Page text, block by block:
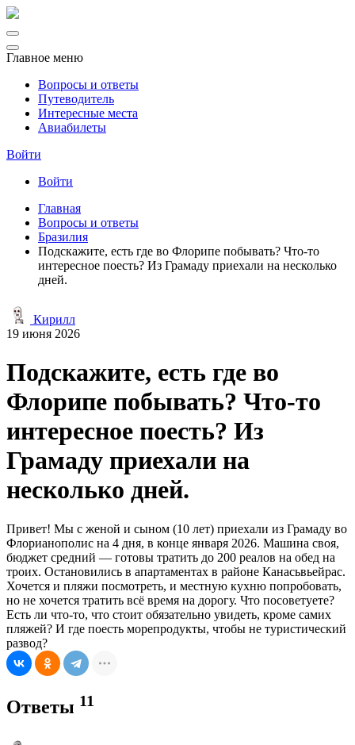
Главное меню
Вопросы и ответы
Путеводитель
Интересные места
Авиабилеты
Войти
Войти
Главная
Вопросы и ответы
Бразилия
Подскажите, есть где во Флорипе побывать? Что-то
интересное поесть? Из Грамаду приехали на несколько
дней.
Кирилл
19 июня 2026
Подскажите, есть где во
Флорипе побывать? Что-то
интересное поесть? Из
Грамаду приехали на
несколько дней.
Привет! Мы с женой и сыном (10 лет) приехали из Грамаду во
Флорианополис на 4 дня, в конце января 2026. Машина своя,
бюджет средний — готовы тратить до 200 реалов на обед на
троих. Остановились в апартаментах в районе Канасьвьейрас.
Хочется и пляжи посмотреть, и местную кухню попробовать,
но не хочется тратить всё время на дорогу. Что посоветуете?
Есть ли что-то, что стоит обязательно увидеть, кроме самих
пляжей? И где поесть морепродукты, чтобы не туристический
развод?
Ответы 11